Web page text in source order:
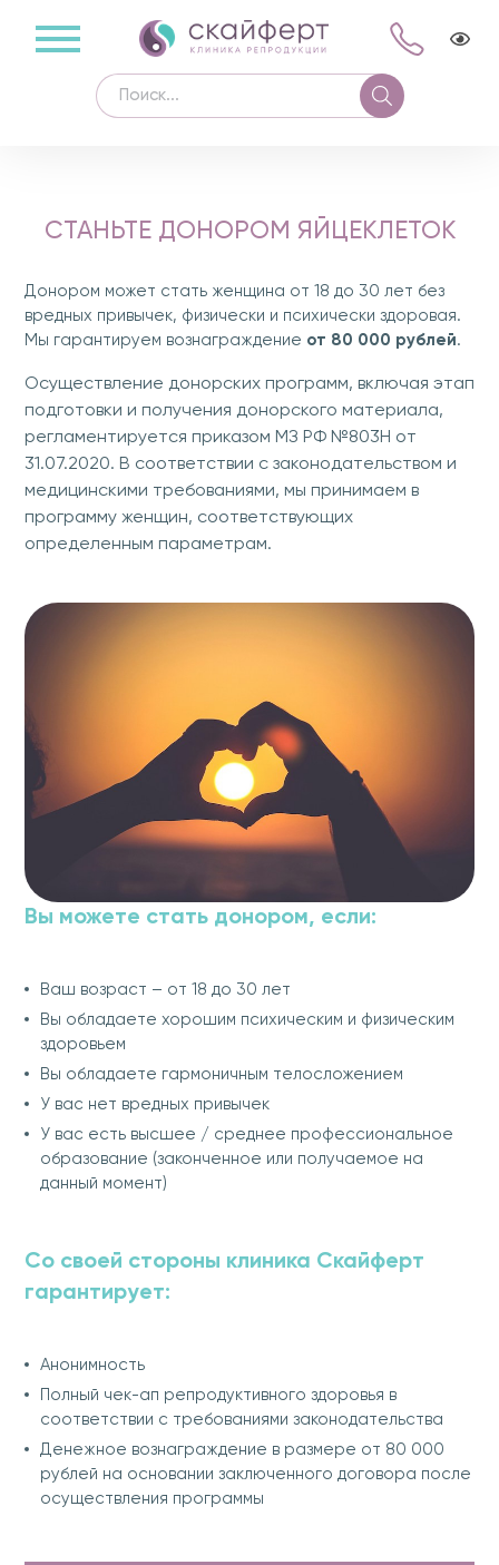
СТАНЬТЕ ДОНОРОМ ЯЙЦЕКЛЕТОК
Донором может стать женщина от 18 до 30 лет без
вредных привычек, физически и психически здоровая.
Мы гарантируем вознаграждение от 80 000 рублей.
Осуществление донорских программ, включая этап
подготовки и получения донорского материала,
регламентируется приказом МЗ РФ №803Н от
31.07.2020. В соответствии с законодательством и
медицинскими требованиями, мы принимаем в
программу женщин, соответствующих
определенным параметрам.
Вы можете стать донором, если:
Ваш возраст – от 18 до 30 лет
Вы обладаете хорошим психическим и физическим
здоровьем
Вы обладаете гармоничным телосложением
У вас нет вредных привычек
У вас есть высшее / среднее профессиональное
образование (законченное или получаемое на
данный момент)
Со своей стороны клиника Скайферт
гарантирует:
Анонимность
Полный чек-ап репродуктивного здоровья в
соответствии с требованиями законодательства
Денежное вознаграждение в размере от 80 000
рублей на основании заключенного договора после
осуществления программы